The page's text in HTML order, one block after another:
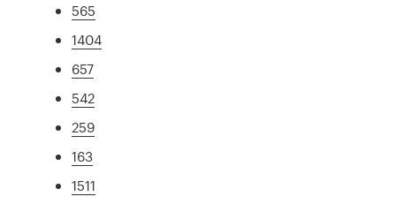
565
1404
657
542
259
163
1511